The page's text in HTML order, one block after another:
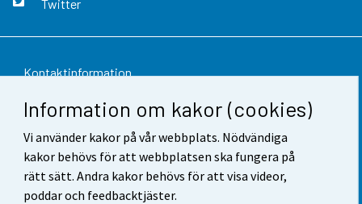
Information om kakor (cookies)
Vi använder kakor på vår webbplats. Nödvändiga
kakor behövs för att webbplatsen ska fungera på
rätt sätt. Andra kakor behövs för att visa videor,
poddar och feedbacktjäster.
Twitter
Kontaktinformation
Respons
Användarvillkor
Dataskydd